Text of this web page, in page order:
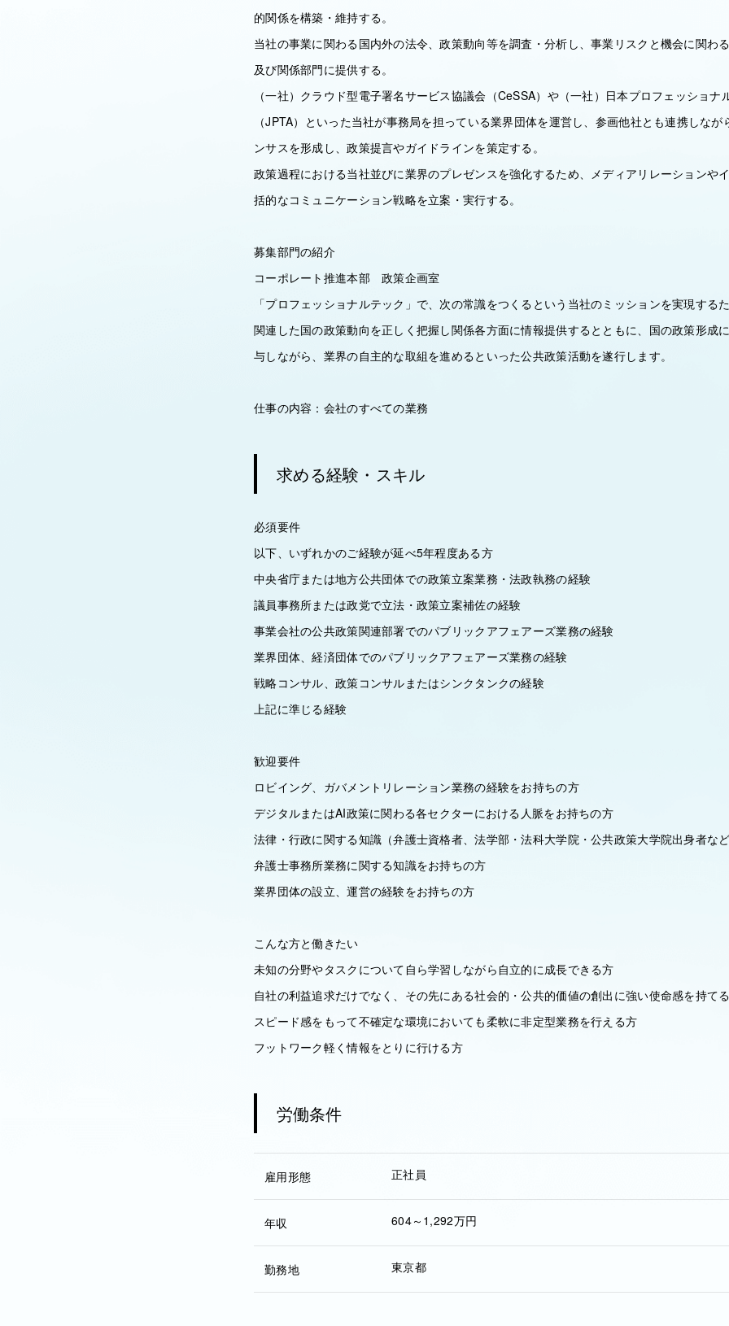
的関係を構築・維持する。
当社の事業に関わる国内外の法令、政策動向等を調査・分析し、事業リスクと機会に関わ
及び関係部門に提供する。
（一社）クラウド型電子署名サービス協議会（CeSSA）や（一社）日本プロフェッショナ
（JPTA）といった当社が事務局を担っている業界団体を運営し、参画他社とも連携しな
ンサスを形成し、政策提言やガイドラインを策定する。
政策過程における当社並びに業界のプレゼンスを強化するため、メディアリレーションや
括的なコミュニケーション戦略を立案・実行する。
募集部門の紹介
コーポレート推進本部 政策企画室
「プロフェッショナルテック」で、次の常識をつくるという当社のミッションを実現する
関連した国の政策動向を正しく把握し関係各方面に情報提供するとともに、国の政策形成
与しながら、業界の自主的な取組を進めるといった公共政策活動を遂行します。
仕事の内容：会社のすべての業務
求める経験・スキル
必須要件
以下、いずれかのご経験が延べ5年程度ある方
中央省庁または地方公共団体での政策立案業務・法政執務の経験
議員事務所または政党で立法・政策立案補佐の経験
事業会社の公共政策関連部署でのパブリックアフェアーズ業務の経験
業界団体、経済団体でのパブリックアフェアーズ業務の経験
戦略コンサル、政策コンサルまたはシンクタンクの経験
上記に準じる経験
歓迎要件
ロビイング、ガバメントリレーション業務の経験をお持ちの方
デジタルまたはAI政策に関わる各セクターにおける人脈をお持ちの方
法律・行政に関する知識（弁護士資格者、法学部・法科大学院・公共政策大学院出身者な
弁護士事務所業務に関する知識をお持ちの方
業界団体の設立、運営の経験をお持ちの方
こんな方と働きたい
未知の分野やタスクについて自ら学習しながら自立的に成長できる方
自社の利益追求だけでなく、その先にある社会的・公共的価値の創出に強い使命感を持て
スピード感をもって不確定な環境においても柔軟に非定型業務を行える方
フットワーク軽く情報をとりに行ける方
労働条件
雇用形態 正社員
年収 604～1,292万円
勤務地 東京都